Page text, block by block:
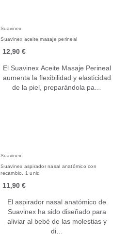
Suavinex
Suavinex aceite masaje perineal
12,90 €
El Suavinex Aceite Masaje Perineal
aumenta la flexibilidad y elasticidad
de la piel, preparándola pa…
Suavinex
Suavinex aspirador nasal anatómico con
recambio, 1 unid
11,90 €
El aspirador nasal anatómico de
Suavinex ha sido diseñado para
aliviar al bebé de las molestias y
di…